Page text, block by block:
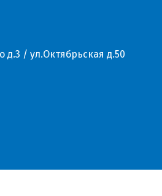
д.3 / ул.Октябрьская д.50